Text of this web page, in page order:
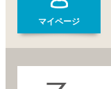
マイページ